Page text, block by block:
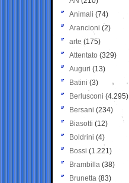
Animali (74)
Arancioni (2)
arte (175)
Attentato (329)
Auguri (13)
Batini (3)
Berlusconi (4.295)
Bersani (234)
Biasotti (12)
Boldrini (4)
Bossi (1.221)
Brambilla (38)
Brunetta (83)